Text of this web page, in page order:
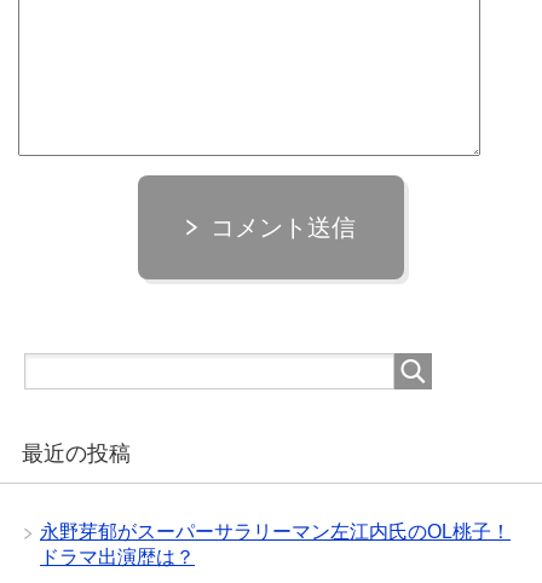
コメント送信
最近の投稿
永野芽郁がスーパーサラリーマン左江内氏のOL桃子！
ドラマ出演歴は？